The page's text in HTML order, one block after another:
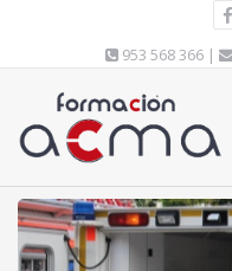
953 568 366 |